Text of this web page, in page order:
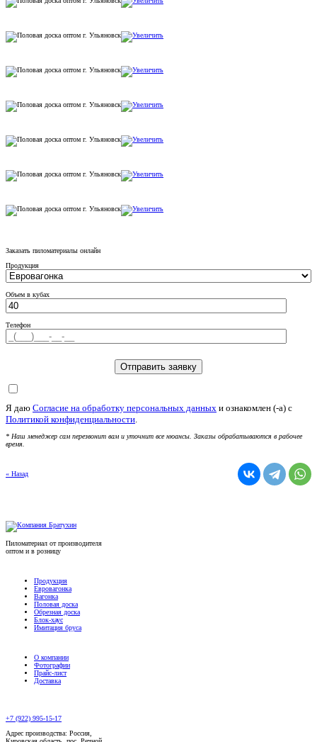
Заказать пиломатериалы онлайн
Продукция
Объем в кубах
Телефон
Я даю Согласие на обработку персональных данных и ознакомлен (-а) c
Политикой конфиденциальности.
* Наш менеджер сам перезвонит вам и уточнит все нюансы. Заказы обрабатываются в рабочее
время.
« Назад
Пиломатериал от производителя
оптом и в розницу
Продукция
Евровагонка
Вагонка
Половая доска
Обрезная доска
Блок-хаус
Имитация бруса
О компании
Фотографии
Прайс-лист
Доставка
+7 (922) 995-15-17
Адрес производства: Россия,